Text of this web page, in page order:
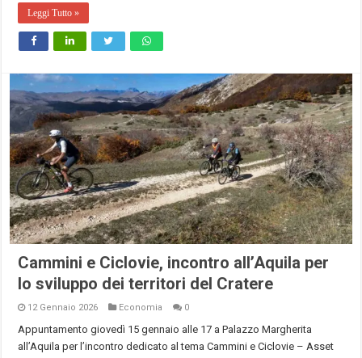
Leggi Tutto »
Cammini e Ciclovie, incontro all’Aquila per
lo sviluppo dei territori del Cratere
12 Gennaio 2026 Economia 0
Appuntamento giovedì 15 gennaio alle 17 a Palazzo Margherita
all’Aquila per l’incontro dedicato al tema Cammini e Ciclovie – Asset